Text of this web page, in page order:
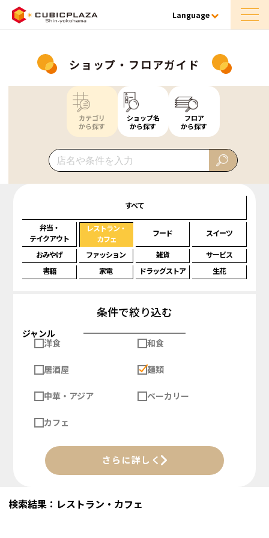
Language
ショップ・フロアガイド
カテゴリ
から探す
ショップ名
から探す
フロア
から探す
すべて
弁当・
テイクアウト
レストラン・
カフェ
フード スイーツ
おみやげ ファッション 雑貨
サービス
書籍
家電 ドラッグストア 生花
条件で絞り込む
ジャンル
洋食
和食
居酒屋 麺類
中華・アジア ベーカリー
カフェ
さらに詳しく
検索結果：レストラン・カフェ